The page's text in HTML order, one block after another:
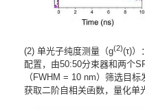
(2) 单光子纯度测量（g(2)(τ)）
配置，由50:50分束器和两个
（FWHM = 10 nm）筛选目
获取二阶自相关函数，量化单